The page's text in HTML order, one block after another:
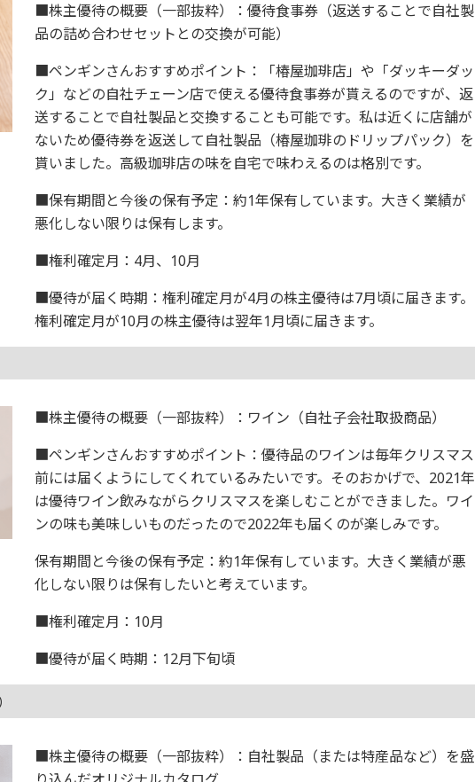
■株主優待の概要（一部抜粋）：優待食事券（返送することで自社製
品の詰め合わせセットとの交換が可能）
■ペンギンさんおすすめポイント：「椿屋珈琲店」や「ダッキーダッ
ク」などの自社チェーン店で使える優待食事券が貰えるのですが、返
送することで自社製品と交換することも可能です。私は近くに店舗が
ないため優待券を返送して自社製品（椿屋珈琲のドリップパック）を
貰いました。高級珈琲店の味を自宅で味わえるのは格別です。
■保有期間と今後の保有予定：約1年保有しています。大きく業績が
悪化しない限りは保有します。
■権利確定月：4月、10月
■優待が届く時期：権利確定月が4月の株主優待は7月頃に届きます。
権利確定月が10月の株主優待は翌年1月頃に届きます。
■株主優待の概要（一部抜粋）：ワイン（自社子会社取扱商品）
■ペンギンさんおすすめポイント：優待品のワインは毎年クリスマス
前には届くようにしてくれているみたいです。そのおかげで、2021年
は優待ワイン飲みながらクリスマスを楽しむことができました。ワイ
ンの味も美味しいものだったので2022年も届くのが楽しみです。
保有期間と今後の保有予定：約1年保有しています。大きく業績が悪
化しない限りは保有したいと考えています。
■権利確定月：10月
■優待が届く時期：12月下旬頃
■株主優待の概要（一部抜粋）：自社製品（または特産品など）を盛